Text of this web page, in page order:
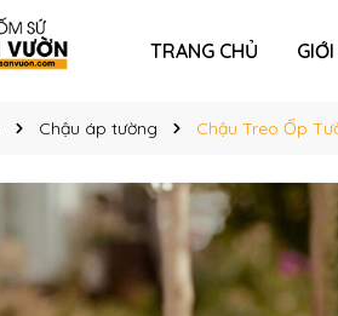
TRANG CHỦ
Chậu áp tường Chậu Treo Ốp